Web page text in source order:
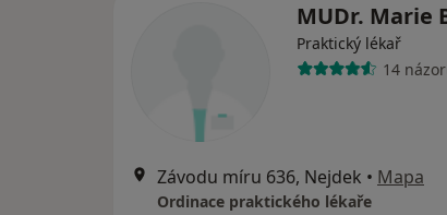
MUDr. Marie
Praktický lékař
14
Závodu míru 636, Nejdek • Mapa
Ordinace praktického lékaře